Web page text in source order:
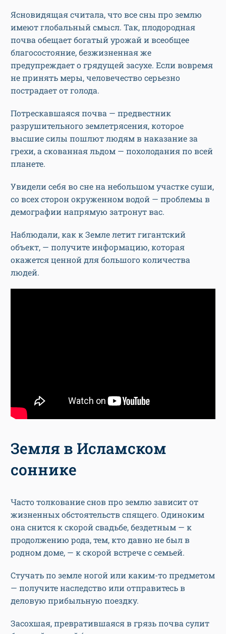
Ясновидящая считала, что все сны про землю
имеют глобальный смысл. Так, плодородная
почва обещает богатый урожай и всеобщее
благосостояние, безжизненная же
предупреждает о грядущей засухе. Если вовремя
не принять меры, человечество серьезно
пострадает от голода.
Потрескавшаяся почва — предвестник
разрушительного землетрясения, которое
высшие силы пошлют людям в наказание за
грехи, а скованная льдом — похолодания по всей
планете.
Увидели себя во сне на небольшом участке суши,
со всех сторон окруженном водой — проблемы в
демографии напрямую затронут вас.
Наблюдали, как к Земле летит гигантский
объект, — получите информацию, которая
окажется ценной для большого количества
людей.
Земля в Исламском
соннике
Часто толкование снов про землю зависит от
жизненных обстоятельств спящего. Одиноким
она снится к скорой свадьбе, бездетным — к
продолжению рода, тем, кто давно не был в
родном доме, — к скорой встрече с семьей.
Стучать по земле ногой или каким-то предметом
— получите наследство или отправитесь в
деловую прибыльную поездку.
Засохшая, превратившаяся в грязь почва сулит